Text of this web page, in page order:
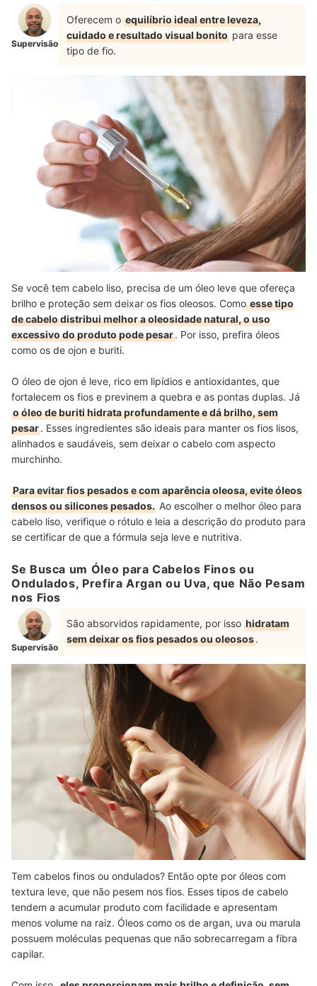
Supervisão
Oferecem o equilíbrio ideal entre leveza,
cuidado e resultado visual bonito para esse
tipo de fio.
Se você tem cabelo liso, precisa de um óleo leve que ofereça
brilho e proteção sem deixar os fios oleosos. Comoesse tipo
de cabelo distribui melhor a oleosidade natural, o uso
excessivo do produto pode pesar. Por isso, prefira óleos
como os de ojon e buriti.
O óleo de ojon é leve, rico em lipídios e antioxidantes, que
fortalecem os fios e previnem a quebra e as pontas duplas. Já
o óleo de buriti hidrata profundamente e dá brilho, sem
pesar. Esses ingredientes são ideais para manter os fios lisos,
alinhados e saudáveis, sem deixar o cabelo com aspecto
murchinho.
Para evitar fios pesados e com aparência oleosa, evite óleos
densos ou silicones pesados. Ao escolher o melhor óleo para
cabelo liso, verifique o rótulo e leia a descrição do produto para
se certificar de que a fórmula seja leve e nutritiva.
Se Busca um Óleo para Cabelos Finos ou
Ondulados, Prefira Argan ou Uva, que Não Pesam
nos Fios
Supervisão
São absorvidos rapidamente, por isso hidratam
sem deixar os fios pesados ou oleosos.
Tem cabelos finos ou ondulados? Então opte por óleos com
textura leve, que não pesem nos fios. Esses tipos de cabelo
tendem a acumular produto com facilidade e apresentam
menos volume na raiz. Óleos como os de argan, uva ou marula
possuem moléculas pequenas que não sobrecarregam a fibra
capilar.